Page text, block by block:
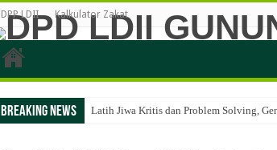
DPP LDII Kalkulator Zakat
Breaking News Latih Jiwa Kritis dan Problem Solving,